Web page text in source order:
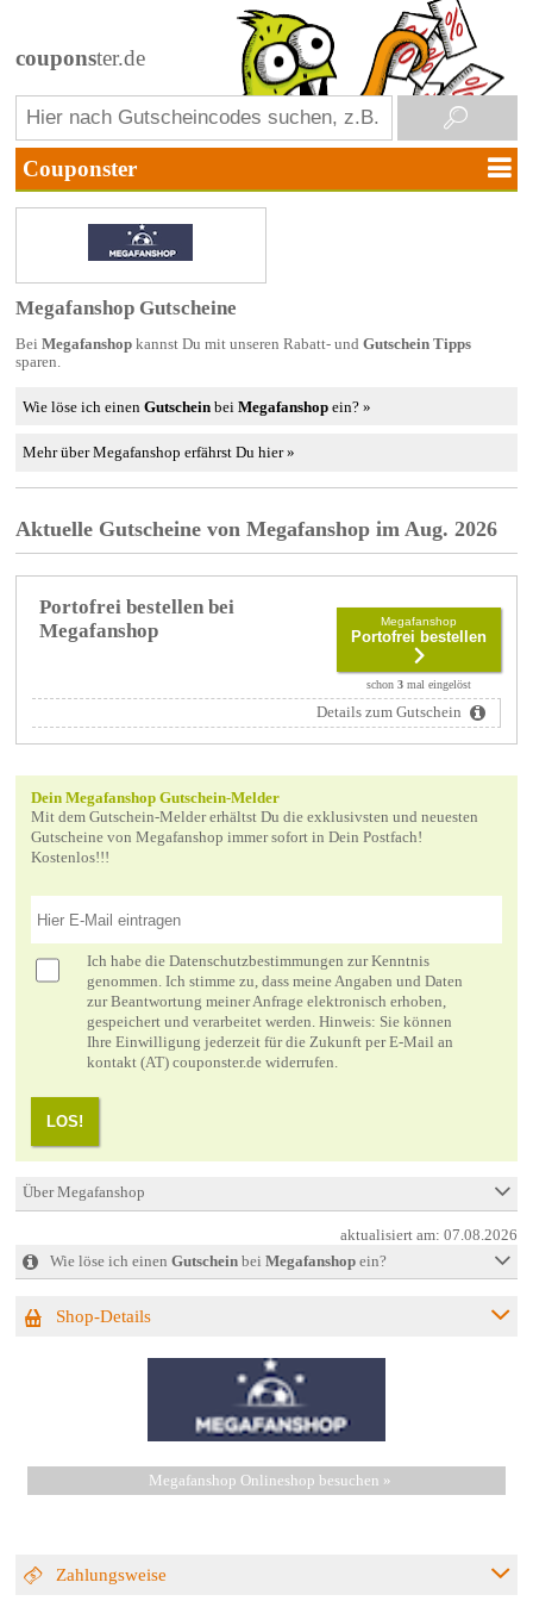
couponster.de
Megafanshop Gutscheine
Bei Megafanshopkannst Du mit unseren Rabatt- und Gutschein Tipps
sparen.
Wie löse ich einenGutschein beiMegafanshop ein? »
Mehr über Megafanshop erfährst Du hier »
Aktuelle Gutscheine von Megafanshop im Aug. 2026
Portofrei bestellen bei
Megafanshop
Megafanshop
Portofrei bestellen
schon3 mal eingelöst
Details zum Gutschein
Dein Megafanshop Gutschein-Melder
Mit dem Gutschein-Melder erhältst Du die exklusivsten und neuesten
Gutscheine von Megafanshop immer sofort in Dein Postfach!
Kostenlos!!!
Ich habe die Datenschutzbestimmungen zur Kenntnis
genommen. Ich stimme zu, dass meine Angaben und Daten
zur Beantwortung meiner Anfrage elektronisch erhoben,
gespeichert und verarbeitet werden. Hinweis: Sie können
Ihre Einwilligung jederzeit für die Zukunft per E-Mail an
kontakt (AT) couponster.de widerrufen.
LOS!
Über Megafanshop
aktualisiert am:07.08.2026
Wie löse ich einen Gutscheinbei Megafanshopein?
Shop-Details
Megafanshop Onlineshop besuchen »
Zahlungsweise